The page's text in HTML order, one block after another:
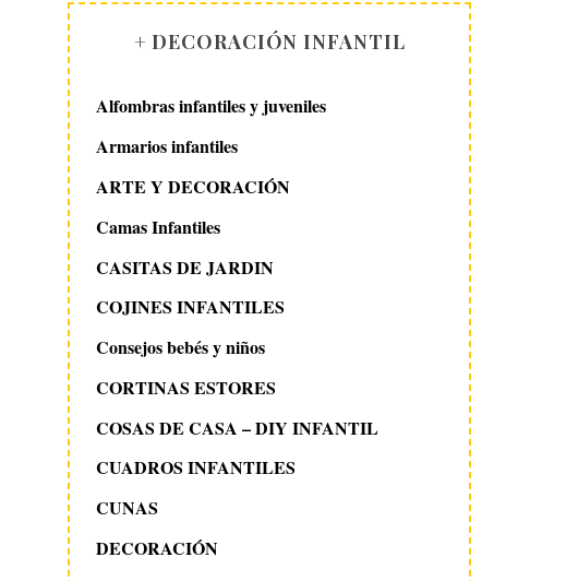
+ DECORACIÓN INFANTIL
Alfombras infantiles y juveniles
Armarios infantiles
ARTE Y DECORACIÓN
Camas Infantiles
CASITAS DE JARDIN
COJINES INFANTILES
Consejos bebés y niños
CORTINAS ESTORES
COSAS DE CASA – DIY INFANTIL
CUADROS INFANTILES
CUNAS
DECORACIÓN